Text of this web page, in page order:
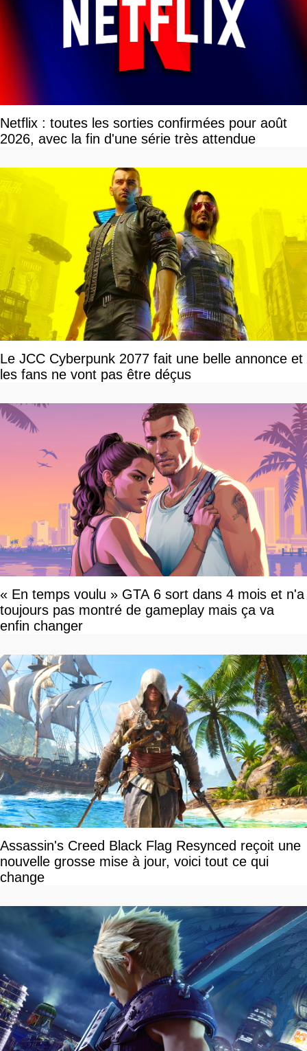
Netflix : toutes les sorties confirmées pour août
2026, avec la fin d'une série très attendue
Le JCC Cyberpunk 2077 fait une belle annonce et
les fans ne vont pas être déçus
« En temps voulu » GTA 6 sort dans 4 mois et n'a
toujours pas montré de gameplay mais ça va
enfin changer
Assassin's Creed Black Flag Resynced reçoit une
nouvelle grosse mise à jour, voici tout ce qui
change